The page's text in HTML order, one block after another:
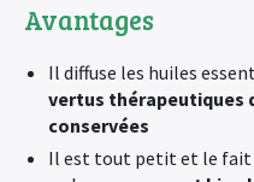
Avantages
Il diffuse les huiles
vertus thérapeutiques
conservées
Il est tout petit et le fait